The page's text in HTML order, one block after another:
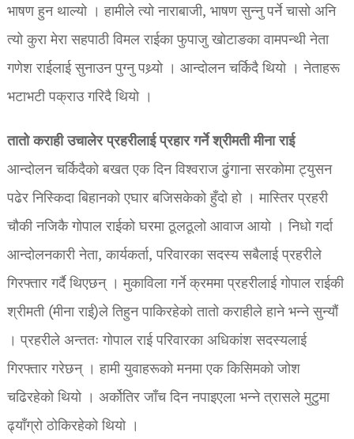
भाषण हुन थाल्यो । हामीले त्यो नाराबाजी, भाषण सुन्नु पर्ने चासो अनि
त्यो कुरा मेरा सहपाठी विमल राईका फुपाजु खोटाङका वामपन्थी नेता
गणेश राईलाई सुनाउन पुग्नु पथ्र्यो । आन्दोलन चर्किदै थियो । नेताहरू
भटाभटी पक्राउ गरिदै थियो ।
तातो कराही उचालेर प्रहरीलाई प्रहार गर्ने श्रीमती मीना राई
आन्दोलन चर्किदैको बखत एक दिन विश्वराज ढुंगाना सरकोमा ट्युसन
पढेर निस्किदा बिहानको एघार बजिसकेको हुँदो हो । मास्तिर प्रहरी
चौकी नजिकै गोपाल राईको घरमा ठूलठूलो आवाज आयो । निधो गर्दा
आन्दोलनकारी नेता, कार्यकर्ता, परिवारका सदस्य सबैलाई प्रहरीले
गिरफ्तार गर्दै थिएछन् । मुकाविला गर्ने क्रममा प्रहरीलाई गोपाल राईकी
श्रीमती (मीना राई)ले तिहुन पाकिरहेको तातो कराहीले हाने भन्ने सुन्यौं
। प्रहरीले अन्ततः गोपाल राई परिवारका अधिकांश सदस्यलाई
गिरफ्तार गरेछन् । हामी युवाहरूको मनमा एक किसिमको जोश
चढिरहेको थियो । अर्कोतिर जाँच दिन नपाइएला भन्ने त्रासले मुटुमा
ढ्याँग्रो ठोकिरहेको थियो ।